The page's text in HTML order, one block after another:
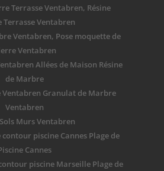
Terrasse Ventabren, Résine
Terrasse Ventabren
Ventabren, Pose moquette de
Ventabren
Allées de Maison Résine
de Marbre
Ventabren Granulat de Marbre
Ventabren
Murs Ventabren
piscine Cannes Plage de
Cannes
piscine Marseille Plage de